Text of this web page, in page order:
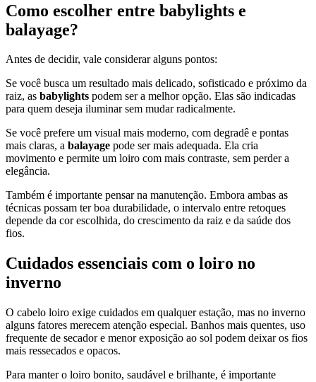
Como escolher entre babylights e
balayage?
Antes de decidir, vale considerar alguns pontos:
Se você busca um resultado mais delicado, sofisticado e próximo da
raiz, as babylights podem ser a melhor opção. Elas são indicadas
para quem deseja iluminar sem mudar radicalmente.
Se você prefere um visual mais moderno, com degradê e pontas
mais claras, a balayage pode ser mais adequada. Ela cria
movimento e permite um loiro com mais contraste, sem perder a
elegância.
Também é importante pensar na manutenção. Embora ambas as
técnicas possam ter boa durabilidade, o intervalo entre retoques
depende da cor escolhida, do crescimento da raiz e da saúde dos
fios.
Cuidados essenciais com o loiro no
inverno
O cabelo loiro exige cuidados em qualquer estação, mas no inverno
alguns fatores merecem atenção especial. Banhos mais quentes, uso
frequente de secador e menor exposição ao sol podem deixar os fios
mais ressecados e opacos.
Para manter o loiro bonito, saudável e brilhante, é importante